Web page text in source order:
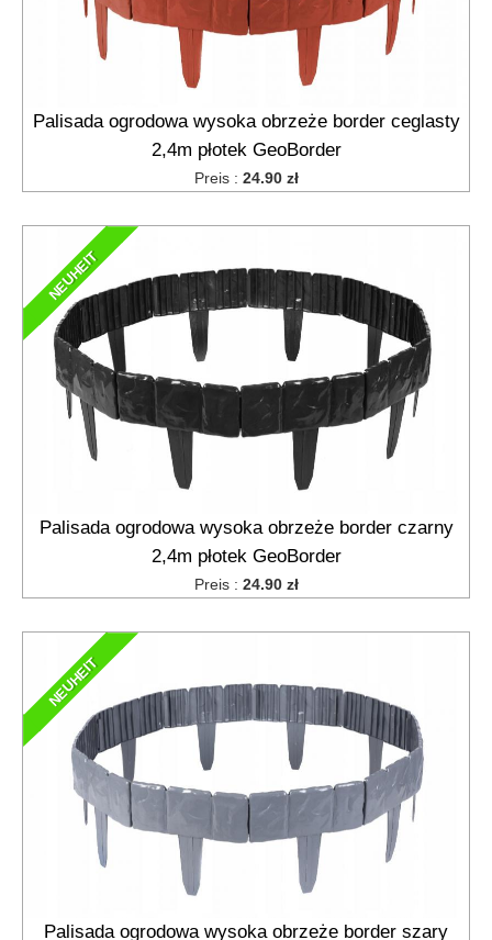
Palisada ogrodowa wysoka obrzeże border ceglasty
2,4m płotek GeoBorder
Preis : 24.90 zł
NEUHEIT
Palisada ogrodowa wysoka obrzeże border czarny
2,4m płotek GeoBorder
Preis : 24.90 zł
NEUHEIT
Palisada ogrodowa wysoka obrzeże border szary